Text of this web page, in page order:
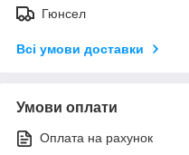
Гюнсел
Всі умови доставки
Умови оплати
Оплата на рахунок